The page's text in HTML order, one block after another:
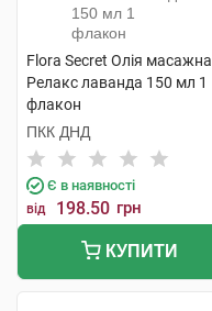
Flora Secret Олія масажна
Релакс лаванда 150 мл 1
флакон
ПКК ДНД
Є в наявності
від 198.50 грн
КУПИТИ